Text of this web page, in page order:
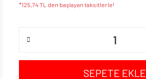
*125,74 TL den başlayan taksitlerle!
SEPETE EKLE